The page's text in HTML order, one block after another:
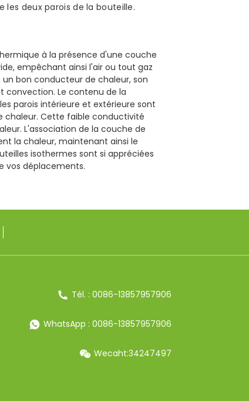
les deux parois de la bouteille.
à la présence d'une couche
empêchant ainsi l'air ou tout gaz
bon conducteur de chaleur, son
convection. Le contenu de la
parois intérieure et extérieure sont
chaleur. Cette faible conductivité
L'association de la couche de
la chaleur, maintenant ainsi le
isothermes sont si appréciées
vos déplacements.
Tél. : 0086-13857957906
WhatsApp : 0086-13857957906
Wecaht:34247497